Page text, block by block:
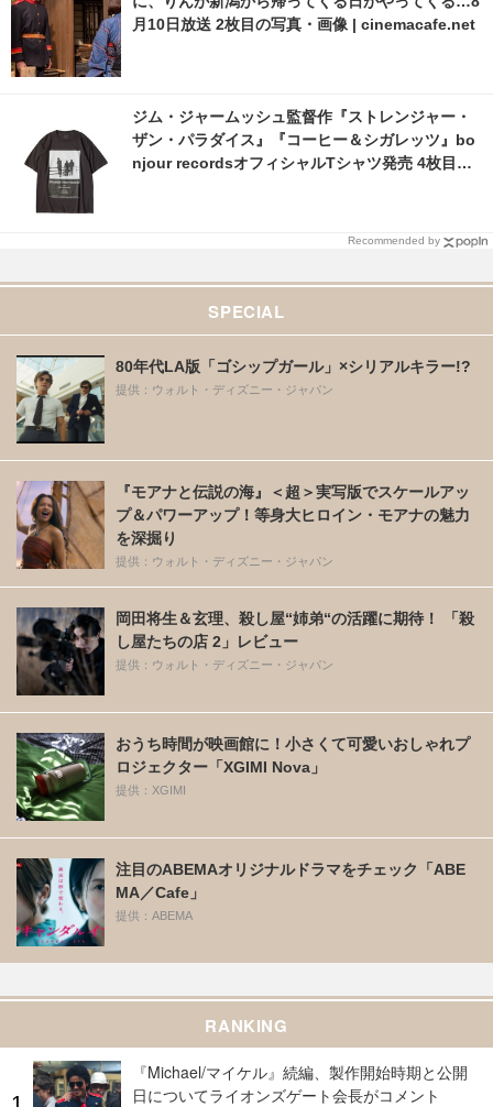
月10日放送 2枚目の写真・画像 | cinemacafe.net
ジム・ジャームッシュ監督作『ストレンジャー・
ザン・パラダイス』『コーヒー＆シガレッツ』bo
njour recordsオフィシャルTシャツ発売 4枚目の
Recommended by
SPECIAL
80年代LA版「ゴシップガール」×シリアルキラー!?
提供：ウォルト・ディズニー・ジャパン
『モアナと伝説の海』＜超＞実写版でスケールアッ
プ＆パワーアップ！等身大ヒロイン・モアナの魅力
を深掘り
提供：ウォルト・ディズニー・ジャパン
岡田将生＆玄理、殺し屋“姉弟“の活躍に期待！ 「殺
し屋たちの店 2」レビュー
提供：ウォルト・ディズニー・ジャパン
おうち時間が映画館に！小さくて可愛いおしゃれプ
ロジェクター「XGIMI Nova」
提供：XGIMI
注目のABEMAオリジナルドラマをチェック「ABE
MA／Cafe」
提供：ABEMA
RANKING
『Michael/マイケル』続編、製作開始時期と公開
日についてライオンズゲート会長がコメント